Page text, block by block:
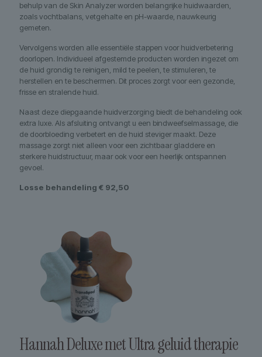
behulp van de Skin Analyzer worden belangrijke huidwaarden,
zoals vochtbalans, vetgehalte en pH-waarde, nauwkeurig
gemeten.
Vervolgens worden alle essentiële stappen voor huidverbetering
doorlopen. Individueel afgestemde producten worden ingezet om
de huid grondig te reinigen, mild te peelen, te stimuleren, te
herstellen en te beschermen. Dit proces zorgt voor een gezonde,
frisse en stralende huid.
Naast deze diepgaande huidverzorging biedt de behandeling ook
extra luxe. Als afsluiting ontvangt u een bindweefselmassage, die
de doorbloeding verbetert en de huid steviger maakt. Deze
massage zorgt niet alleen voor een zichtbaar gladdere en
sterkere huidstructuur, maar ook voor een heerlijk ontspannen
gevoel.
Losse behandeling € 92,50
Hannah Deluxe met Ultra geluid therapie